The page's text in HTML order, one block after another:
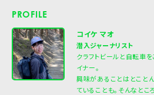
PROFILE
コイケ マオ
潜入ジャーナリスト
クラフトビールと自転車
イナー。
興味があることはとこと
ていることも。そんなと